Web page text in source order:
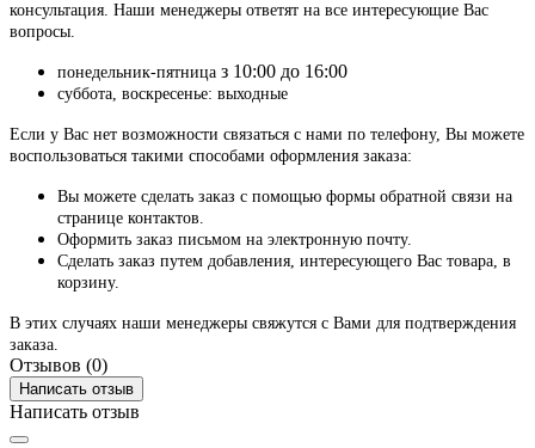
консультация. Наши менеджеры ответят на все интересующие Вас
вопросы.
понедельник-пятница з 10:00 до 16:00
суббота, воскресенье: выходные
Если у Вас нет возможности связаться с нами по телефону, Вы можете
воспользоваться такими способами оформления заказа:
Вы можете сделать заказ с помощью формы обратной связи на
странице контактов.
Оформить заказ письмом на электронную почту.
Сделать заказ путем добавления, интересующего Вас товара, в
корзину.
В этих случаях наши менеджеры свяжутся с Вами для подтверждения
заказа.
Отзывов (0)
Написать отзыв
Написать отзыв